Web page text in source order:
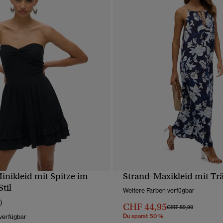
SCHNELLANSICHT
mit Spitze im
Strand-Maxikleid mit
Weitere Farben verfügbar
CHF 44,95Preis wurde reduziert
CHF 89,90bis
Du sparst 50 %